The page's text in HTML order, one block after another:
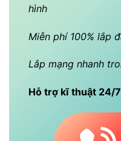
hình
Miễn phí 100% lắp
Lắp mạng nhanh
Hỗ trợ kĩ thuật 24/7